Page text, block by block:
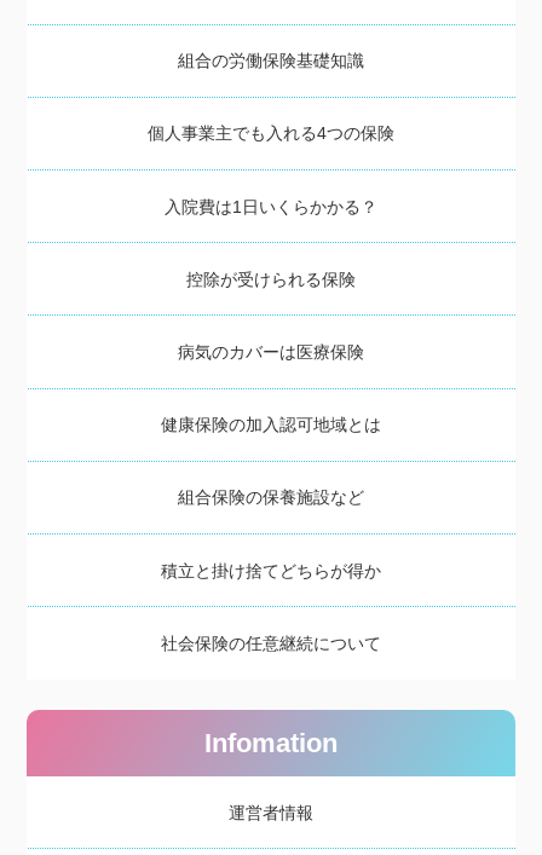
組合の労働保険基礎知識
個人事業主でも入れる4つの保険
入院費は1日いくらかかる？
控除が受けられる保険
病気のカバーは医療保険
健康保険の加入認可地域とは
組合保険の保養施設など
積立と掛け捨てどちらが得か
社会保険の任意継続について
Infomation
運営者情報